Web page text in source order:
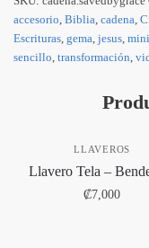
accesorio Biblia cadena
Escrituras gema jesus
sencillo transformación
LLAVEROS
Llavero Tela –
₡7,000